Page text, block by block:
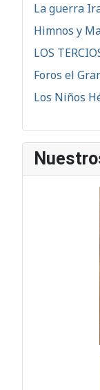
La guerra
Himnos y
LOS
Foros el
Los Niños